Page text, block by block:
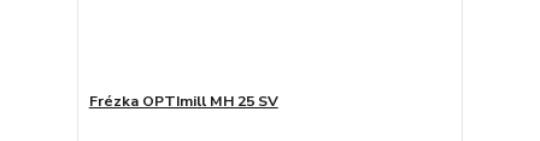
Frézka OPTImill MH 25 SV